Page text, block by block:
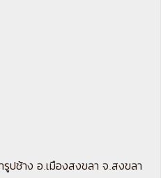
ปช้าง อ.เมืองสงขลา จ.สงขลา